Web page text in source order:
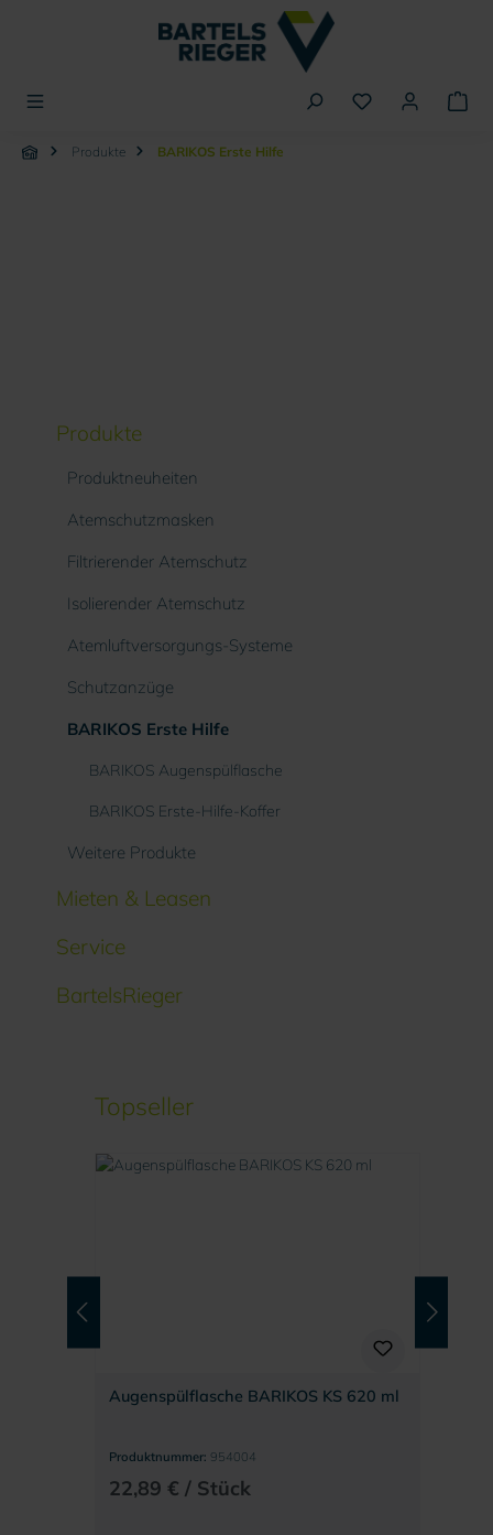
Produkte BARIKOS Erste Hilfe
Produkte
Produktneuheiten
Atemschutzmasken
Filtrierender Atemschutz
Isolierender Atemschutz
Atemluftversorgungs-Systeme
Schutzanzüge
BARIKOS Erste Hilfe
BARIKOS Augenspülflasche
BARIKOS Erste-Hilfe-Koffer
Weitere Produkte
Mieten & Leasen
Service
BartelsRieger
Produktgalerie überspringen
Topseller
Augenspülflasche BARIKOS KS 620 ml
Produktnummer: 954004
22,89 € / Stück